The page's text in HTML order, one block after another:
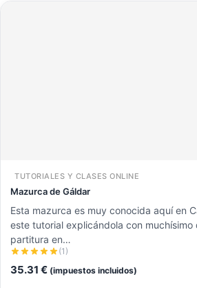
TUTORIALES Y CLASES ONLINE
Mazurca de Gáldar
Esta mazurca es muy conocida aquí en
este tutorial explicándola con muchísimo
partitura en…
(1)
35.31 € (impuestos incluidos)